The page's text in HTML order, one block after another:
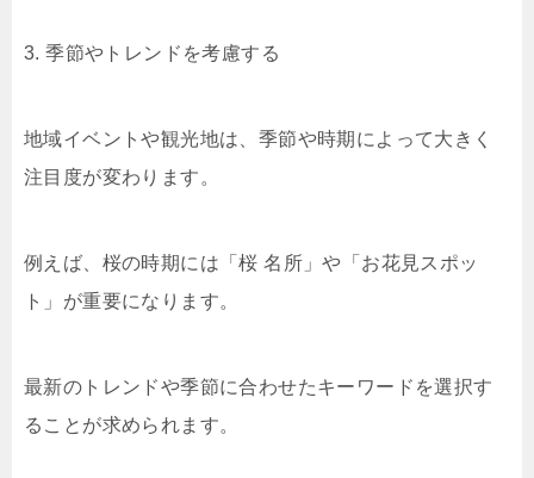
3. 季節やトレンドを考慮する
地域イベントや観光地は、季節や時期によって大きく
注目度が変わります。
例えば、桜の時期には「桜 名所」や「お花見スポッ
ト」が重要になります。
最新のトレンドや季節に合わせたキーワードを選択す
ることが求められます。